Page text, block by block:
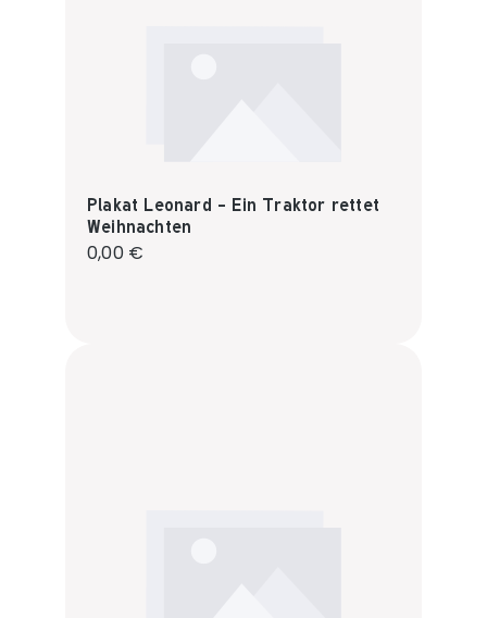
Plakat Leonard - Ein Traktor rettet
Weihnachten
Regulärer Preis:
0,00 €